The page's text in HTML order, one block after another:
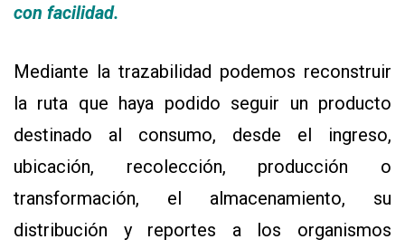
con facilidad.
Mediante la trazabilidad podemos reconstruir
la ruta que haya podido seguir un producto
destinado al consumo, desde el ingreso,
ubicación, recolección, producción o
transformación, el almacenamiento, su
distribución y reportes a los organismos